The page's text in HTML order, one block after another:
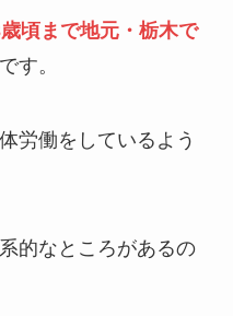
頃まで地元・栃木で
す。
労働をしているよう
的なところがあるの